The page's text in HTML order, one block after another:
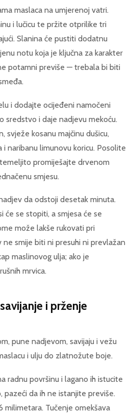
maslaca na umjerenoj vatri.
i lučicu te pržite otprilike tri
Slanina će pustiti dodatnu
notu koja je ključna za karakter
potamni previše — trebala bi biti
i dodajte ocijeđeni namočeni
sredstvo i daje nadjevu mekoću.
svježe kosanu majčinu dušicu,
naribanu limunovu koricu. Posolite
promiješajte drvenom
smjesu.
da odstoji desetak minuta.
će se stopiti, a smjesa će se
može lakše rukovati pri
ne smije biti ni presuhi ni prevlažan
maslinovog ulja; ako je
mrvica.
i prženje
pune nadjevom, savijaju i vežu
i ulju do zlatnožute boje.
radnu površinu i lagano ih istucite
pazeći da ih ne istanjite previše.
milimetara. Tučenje omekšava